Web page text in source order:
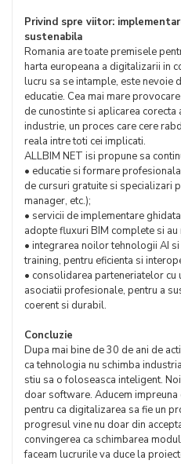
Privind spre viitor:
sustenabila
Romania are toate premisele
harta europeana a digitalizarii in
lucru sa se intample, este nevoie
educatie. Cea mai mare
de cunostinte si aplicarea
industrie, un proces care cere
reala intre toti cei implicati.
ALLBIM NET isi propune sa
• educatie si formare
de cursuri gratuite si specializari
manager, etc.);
• servicii de implementare
adopte fluxuri BIM complete si
• integrarea noilor tehnologii AI
training, pentru eficienta si
• consolidarea parteneriatelor
asociatii profesionale, pentru a
coerent si durabil.
Concluzie
Dupa mai bine de 30 de ani de
ca tehnologia nu schimba
stiu sa o foloseasca inteligent.
doar software. Aducem
pentru ca digitalizarea sa fie un
progresul vine nu doar din
convingerea ca schimbarea
faceam lucrurile va duce la